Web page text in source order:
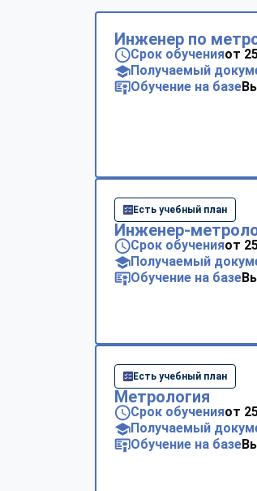
Инженер по
Срок обученияот
Получаемый
Обучение на базе
Есть учебный план
Инженер-
Срок обученияот
Получаемый
Обучение на базе
Есть учебный план
Метрология
Срок обученияот
Получаемый
Обучение на базе